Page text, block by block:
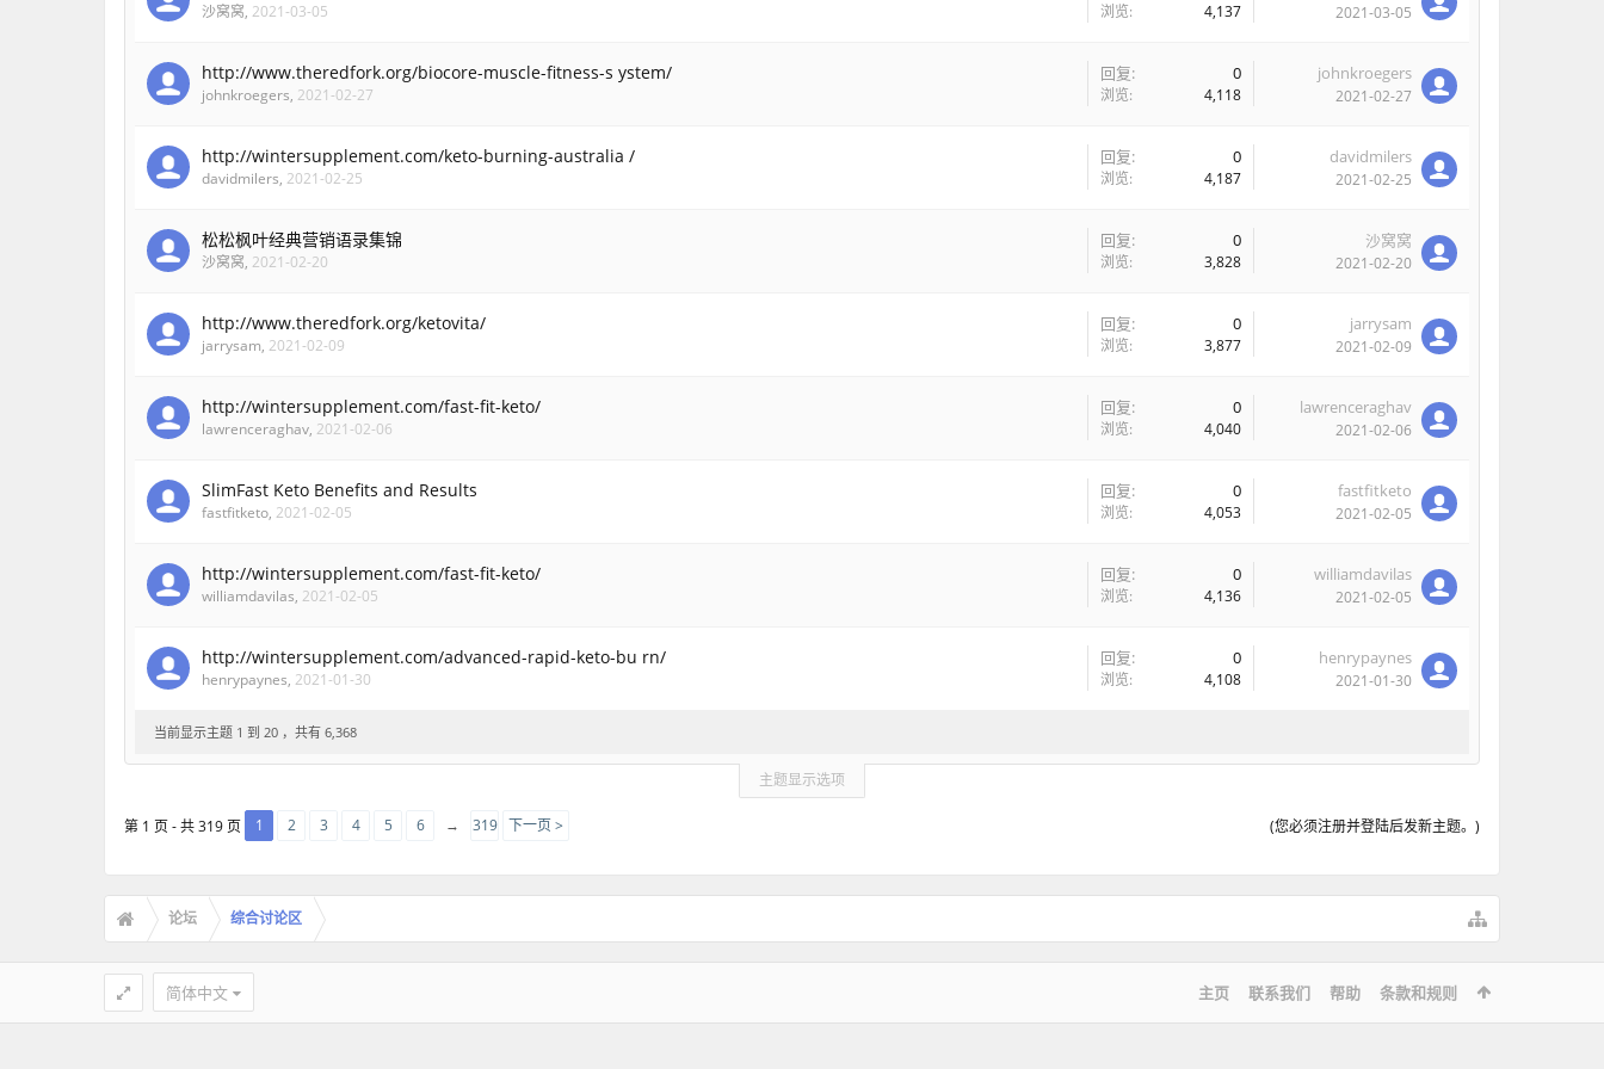
沙窝窝, 2021-03-05 浏览: 4,137 2021-03-05
http://www.theredfork.org/biocore-muscle-fitness-s ystem/
johnkroegers, 2021-02-27
回复: 0
浏览: 4,118
johnkroegers
2021-02-27
http://wintersupplement.com/keto-burning-australia /
davidmilers, 2021-02-25
回复: 0
浏览: 4,187
davidmilers
2021-02-25
松松枫叶经典营销语录集锦
沙窝窝, 2021-02-20
回复: 0
浏览: 3,828
沙窝窝
2021-02-20
http://www.theredfork.org/ketovita/
jarrysam, 2021-02-09
回复: 0
浏览: 3,877
jarrysam
2021-02-09
http://wintersupplement.com/fast-fit-keto/
lawrenceraghav, 2021-02-06
回复: 0
浏览: 4,040
lawrenceraghav
2021-02-06
SlimFast Keto Benefits and Results
fastfitketo, 2021-02-05
回复: 0
浏览: 4,053
fastfitketo
2021-02-05
http://wintersupplement.com/fast-fit-keto/
williamdavilas, 2021-02-05
回复: 0
浏览: 4,136
williamdavilas
2021-02-05
http://wintersupplement.com/advanced-rapid-keto-bu rn/
henrypaynes, 2021-01-30
回复: 0
浏览: 4,108
henrypaynes
2021-01-30
当前显示主题 1 到 20 ，共有 6,368
主题显示选项
(您必须注册并登陆后发新主题。)
第 1 页 - 共 319 页 1 2 3 4 5 6 → 319 下一页 >
论坛 综合讨论区
简体中文 主页 联系我们 帮助 条款和规则